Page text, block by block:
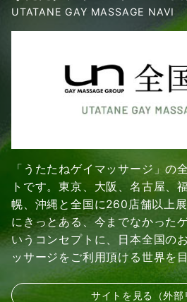
UTATANE GAY MASSAGE NAVI
「うたたねゲイマッサージ」の
トです。東京、大阪、名古屋、
幌、沖縄と全国に260店舗以上
にきっとある、今までなかった
いうコンセプトに、日本全国の
ッサージをご利用頂ける世界を
サイトを見る（外部